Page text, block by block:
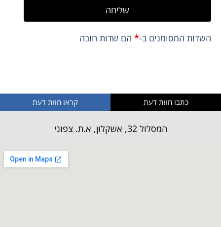
שליחה
השדות המסומנים ב-* הם שדות חובה
כתבו חוות דעת קראו חוות דעת
המסלול 32, אשקלון, א.ת. צפוני